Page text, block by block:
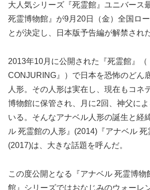
大人気シリーズ『死霊館』ユニバース
死霊博物館』が9月20日（金）全国ロ
とが決定し、日本版予告編が解禁され
2013年10月に公開された『死霊館』（
CONJURING』）で日本を恐怖のどん
人形。その人形は実在し、現在もコネ
博物館に保管され、月に2回、神父に
いる。そんなアナベル人形の誕生と経
ル 死霊館の人形』(2014)『アナベル 死
(2017)は、大きな話題を呼んだ。
この度公開となる『アナベル 死霊博物
館』シリーズではおなじみのウォーレ